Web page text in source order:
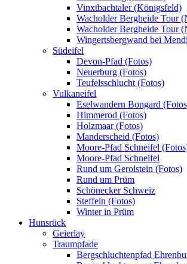
Vinxtbachtaler (Königsfeld)
Wacholder Bergheide Tour
Wacholder Bergheide Tour
Wingertsbergwand bei
Südeifel
Devon-Pfad (Fotos)
Neuerburg (Fotos)
Teufelsschlucht (Fotos)
Vulkaneifel
Eselwandern Bongard
Himmerod (Fotos)
Holzmaar (Fotos)
Manderscheid (Fotos)
Moore-Pfad Schneifel
Moore-Pfad Schneifel
Rund um Gerolstein (Fotos)
Rund um Prüm
Schönecker Schweiz
Steffeln (Fotos)
Winter in Prüm
Hunsrück
Geierlay
Traumpfade
Bergschluchtenpfad